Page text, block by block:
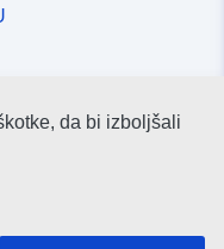
da bi izboljšali